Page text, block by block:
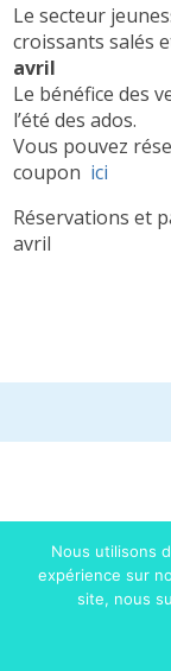
Le secteur
croissants salés
avril
Le bénéfice des
l’été des ados.
Vous pouvez
coupon ici
Réservations et
avril
Nous utilisons
expérience sur
site, nous